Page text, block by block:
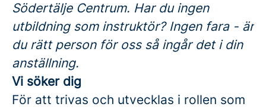
Södertälje Centrum. Har du ingen
utbildning som instruktör? Ingen fara - är
du rätt person för oss så ingår det i din
anställning.
Vi söker dig
För att trivas och utvecklas i rollen som